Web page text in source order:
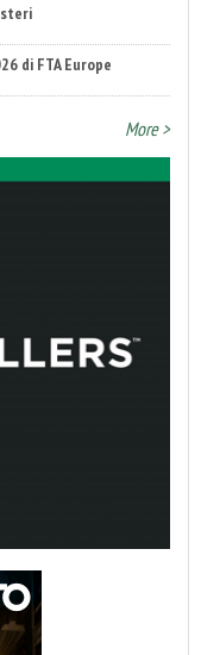
di FTA Europe
More >